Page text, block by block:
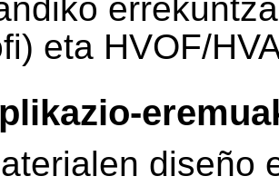
eta HVOF/
diseño